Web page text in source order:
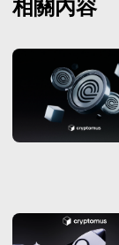
相關內容